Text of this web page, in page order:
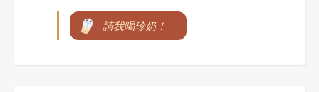
請我喝珍奶！